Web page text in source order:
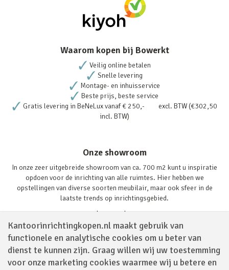
Kantoorinrichtingkopen.nl maakt gebruik van
functionele en analytische cookies om u beter van
dienst te kunnen zijn. Graag willen wij uw toestemming
voor onze marketing cookies waarmee wij u betere en
Waarom kopen bij Bowerkt
Veilig online betalen
Snelle levering
Montage- en inhuisservice
Beste prijs, beste service
Gratis levering in BeNeLux vanaf € 250,- excl. BTW (€302,50
incl. BTW)
Onze showroom
In onze zeer uitgebreide showroom van ca. 700 m2 kunt u inspiratie
opdoen voor de inrichting van alle ruimtes. Hier hebben we
opstellingen van diverse soorten meubilair, maar ook sfeer in de
laatste trends op inrichtingsgebied.
Lees verder